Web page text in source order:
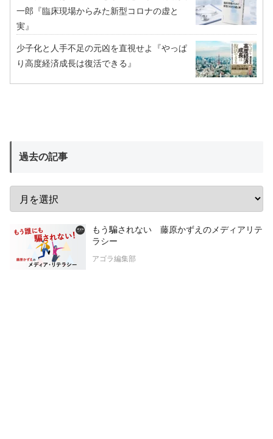
一郎『臨床現場からみた新型コロナの虚と
実』
少子化と人手不足の元凶を直視せよ『やっぱ
り高度経済成長は復活できる』
過去の記事
もう騙されない 藤原かずえのメディアリテ
ラシー
アゴラ編集部